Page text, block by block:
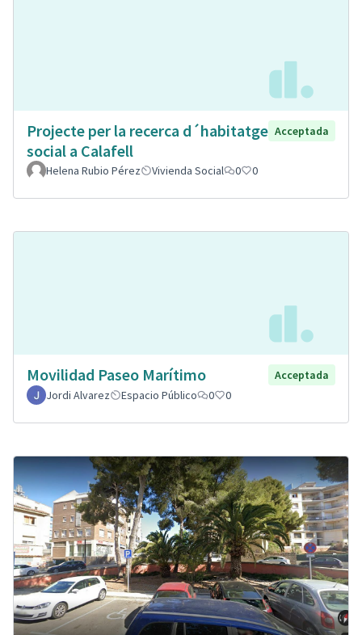
Projecte per la recerca d´habitatge
social a Calafell
Acceptada
Helena Rubio Pérez Vivienda Social 0 0
Movilidad Paseo Marítimo
Acceptada
Jordi Alvarez
Espacio Público 0 0